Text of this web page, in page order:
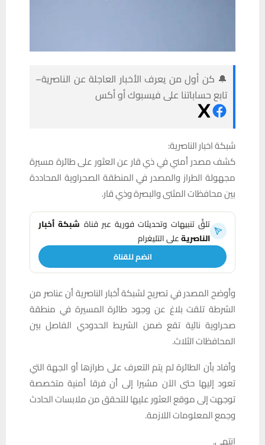
🔔 كن أول من يعرف الأخبار العاجلة عن الناصرية–
تابع حساباتنا على فيسبوك أو أكس
شبكة اخبار الناصرية:
كشف مصدر أمني في ذي قار عن العثور على طائرة مسيرة
مجهولة الطراز والمصدر في المنطقة الصحراوية المحاددة
بين محافظات المثنى والبصرة وذي قار.
تلقَّ تنبيهات وتحديثات فورية عبر قناة شبكة أخبار
الناصريةعلى التليغرام
انضم للقناة
وأوضح المصدر في تصريح لشبكة أخبار الناصرية أن عناصر من
الشرطة تلقت بلاغ عن وجود طائرة المسيرة في منطقة
صحراوية نائية تقع ضمن الشريط الحدودي الفاصل بين
المحافظات الثلاث.
وأفاد بأن الطائرة لم يتم التعرف على طرازها أو الجهة التي
تعود إليها حتى الآن مشيرا إلى أن فرقا أمنية متخصصة
توجهت إلى موقع العثور عليها للتحقق من ملابسات الحادث
وجمع المعلومات اللازمة.
انتهى.